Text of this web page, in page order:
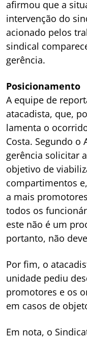
afirmou que a
intervenção do
acionado pelos
sindical
gerência.
Posicionamento
A equipe de
atacadista, que,
lamenta o
Costa. Segundo o
gerência solicitar
objetivo de
compartimentos
a mais
todos os
este não é um
portanto, não
Por fim, o
unidade pediu
promotores e os
em casos de
Em nota, o